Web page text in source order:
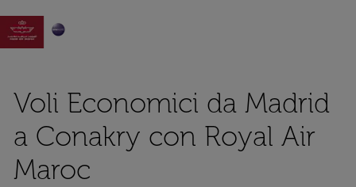

Voli Economici da Madrid
a Conakry con Royal Air
Maroc